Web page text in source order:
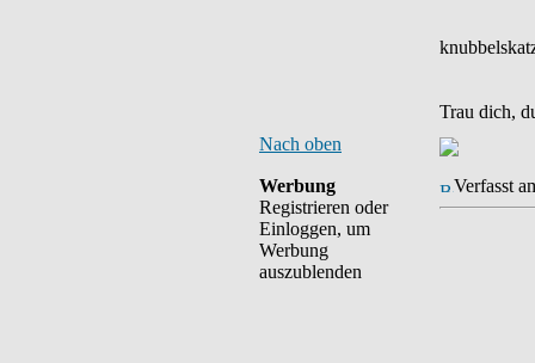
Trau dich,
Nach oben
Werbung
Registrieren oder
Einloggen, um
Werbung
auszublenden
Verfasst